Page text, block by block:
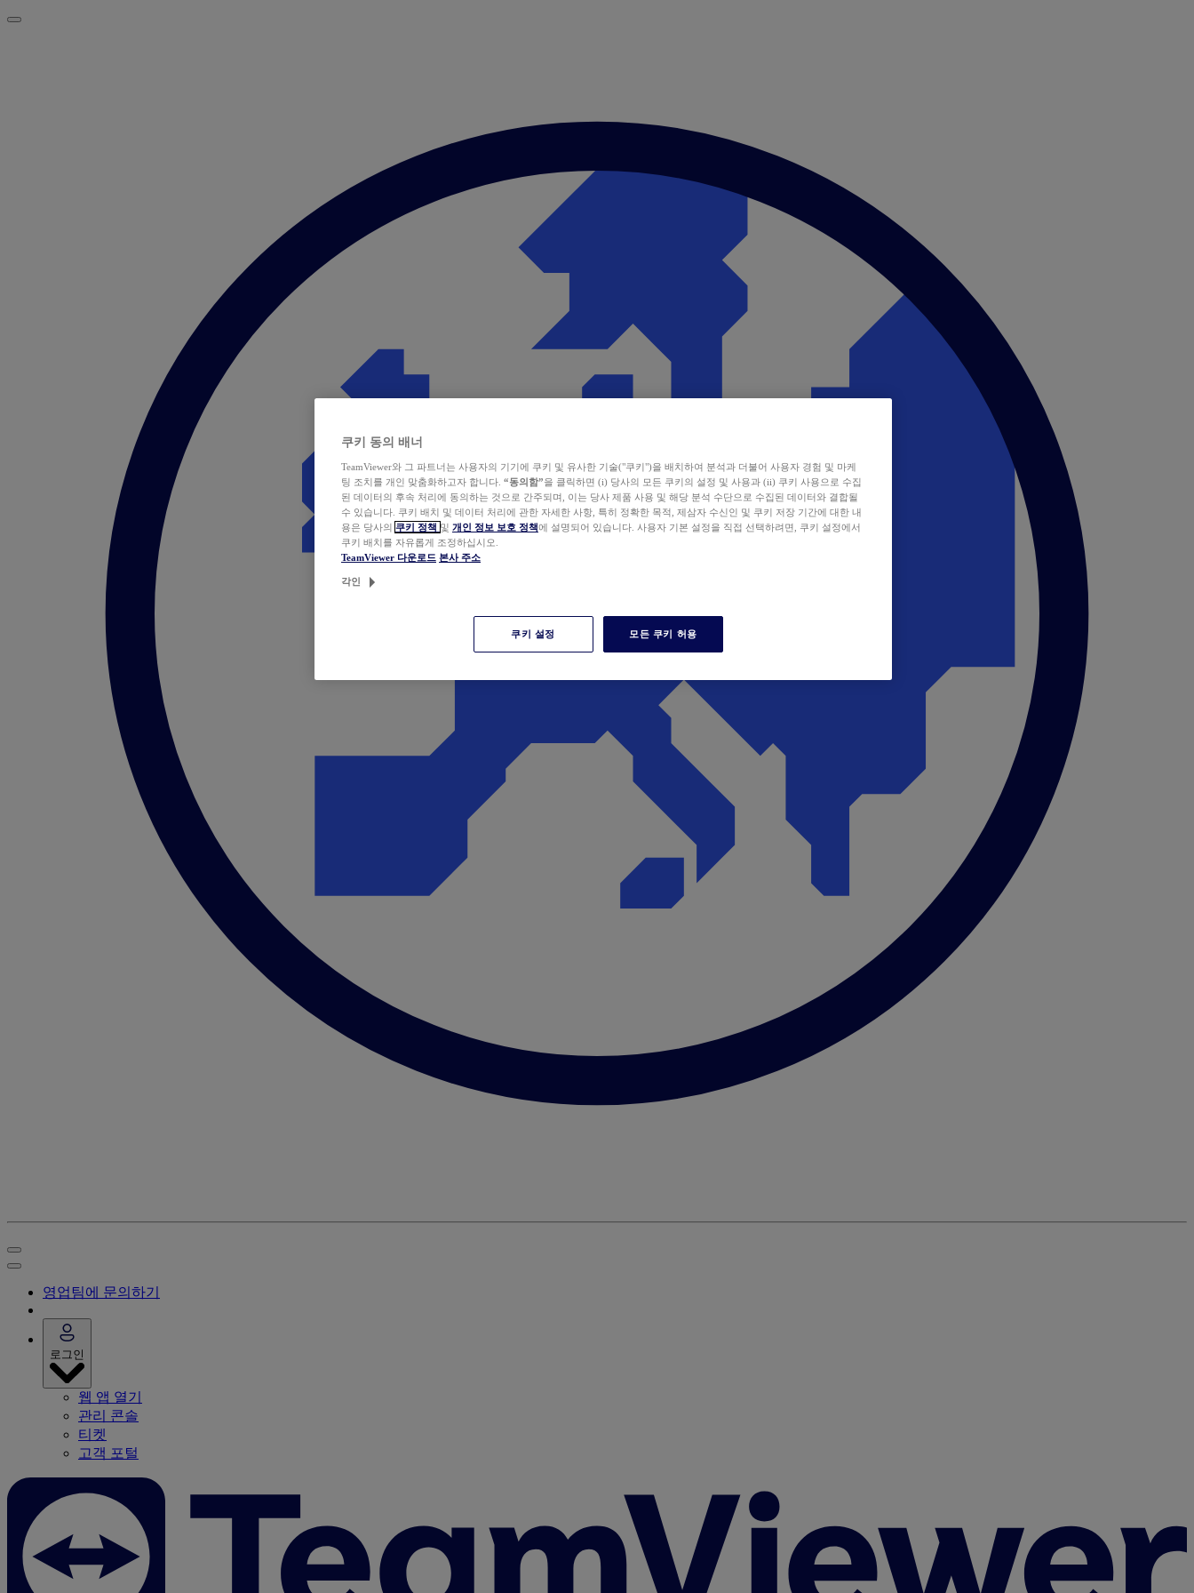
영업팀에 문의하기
로그인
웹 앱 열기
관리 콘솔
티켓
고객 포털
쿠키 동의 배너
TeamViewer와 그 파트너는 사용자의 기기에 쿠키 및 유사한 기술("쿠키")을 배치하여 분석과 더불어 사용자 경험 및 마케
팅 조치를 개인 맞춤화하고자 합니다. “동의함”을 클릭하면 (i) 당사의 모든 쿠키의 설정 및 사용과 (ii) 쿠키 사용으로 수집
된 데이터의 후속 처리에 동의하는 것으로 간주되며, 이는 당사 제품 사용 및 해당 분석 수단으로 수집된 데이터와 결합될
수 있습니다. 쿠키 배치 및 데이터 처리에 관한 자세한 사항, 특히 정확한 목적, 제삼자 수신인 및 쿠키 저장 기간에 대한 내
용은 당사의 쿠키 정책 및 개인 정보 보호 정책에 설명되어 있습니다. 사용자 기본 설정을 직접 선택하려면, 쿠키 설정에서
쿠키 배치를 자유롭게 조정하십시오.
TeamViewer 다운로드 본사 주소
각인
쿠키 설정 모든 쿠키 허용